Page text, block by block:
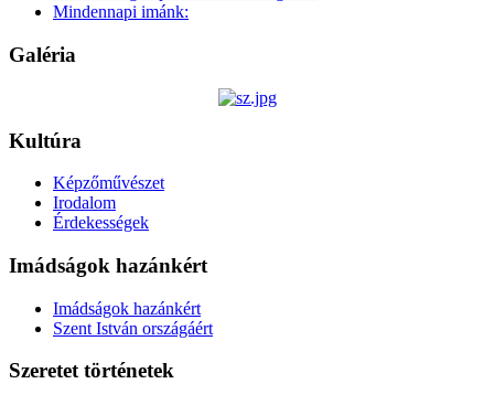
Mindennapi imánk:
Galéria
Kultúra
Képzőművészet
Irodalom
Érdekességek
Imádságok hazánkért
Imádságok hazánkért
Szent István országáért
Szeretet történetek